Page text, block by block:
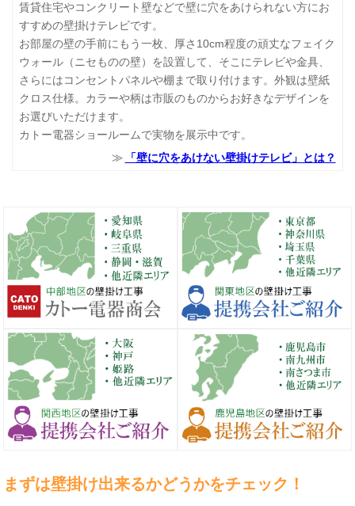
賃貸住宅やコンクリート壁などで壁に穴をあけられない方にお
すすめの壁掛けテレビです。
お部屋の壁の手前にもう一枚、厚さ10cm程度の頑丈なフェイク
ウォール（ニセものの壁）を設置して、そこにテレビや金具、
さらにはコンセントパネルや棚まで取り付けます。外観は壁紙
クロス仕様。カラーや柄は市販のものからお好きなデザインを
お選びいただけます。
カトー電器ショールームで実物を展示中です。
「壁に穴をあけない壁掛けテレビ」とは？
まずは壁掛け出来るかどうかをチェック！